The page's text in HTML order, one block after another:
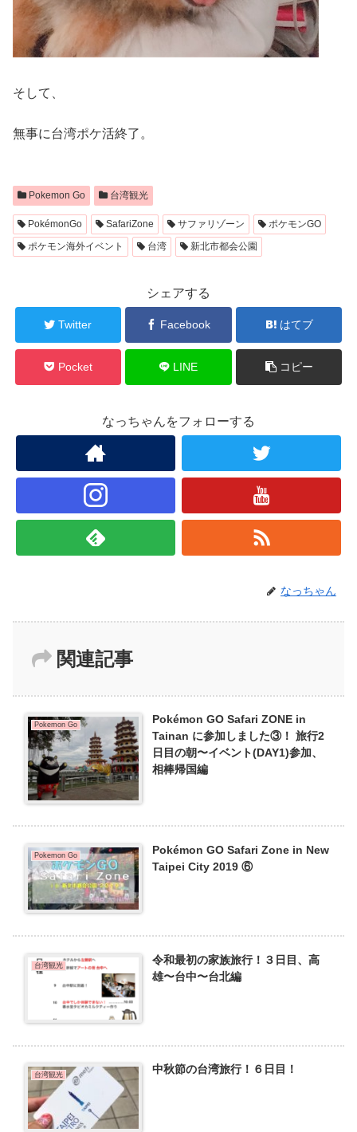
そして、
無事に台湾ポケ活終了。
Pokemon Go 台湾観光
PokémonGo SafariZone サファリゾーン
ポケモンGO
ポケモン海外イベント
台湾 新北市都会公園
シェアする
Twitter Facebook はてブ
Pocket LINE コピー
なっちゃんをフォローする
なっちゃん
関連記事
Pokemon Go
Pokémon GO Safari ZONE in
Tainan に参加しました③！ 旅行2
日目の朝〜イベント(DAY1)参加、
相棒帰国編
Pokemon Go
Pokémon GO Safari Zone in New
Taipei City 2019 ⑥
台湾観光
令和最初の家族旅行！３日目、高
雄〜台中〜台北編
台湾観光 中秋節の台湾旅行！６日目！